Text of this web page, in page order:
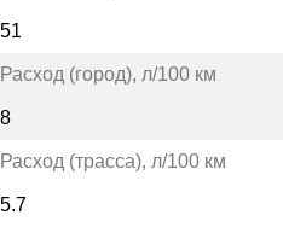
51
Расход (город), л/100 км
8
Расход (трасса), л/100 км
5.7